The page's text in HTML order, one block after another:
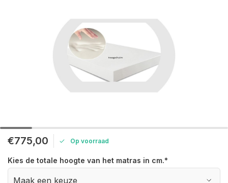
€775,00 Op voorraad
Kies de totale hoogte van het matras in cm.*